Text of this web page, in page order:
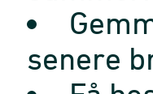
senere